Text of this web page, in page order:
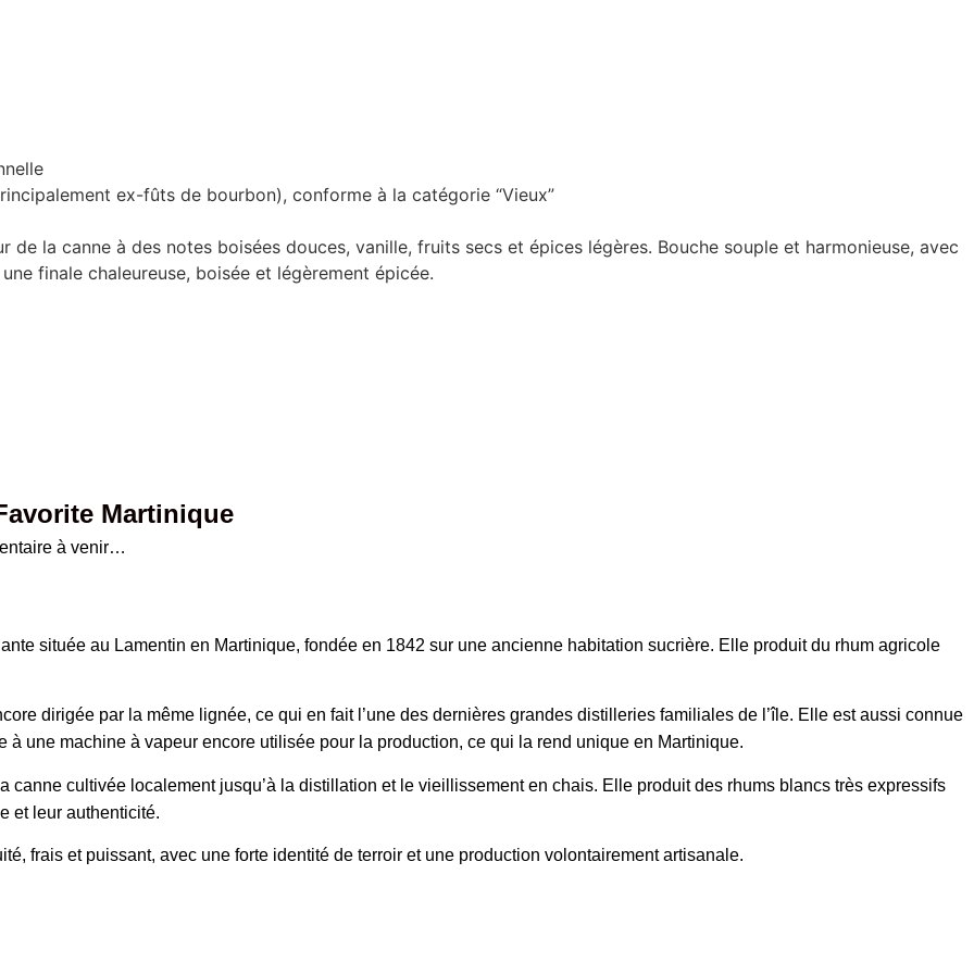
ex-fûts de bourbon), conforme à la catégorie “Vieux”
la canne à des notes boisées douces, vanille, fruits secs et épices légères. Bouche souple et harmonieuse, avec
finale chaleureuse, boisée et légèrement épicée.
Martinique
à venir…
située au Lamentin en Martinique, fondée en 1842 sur une ancienne habitation sucrière. Elle produit du rhum agricole
dirigée par la même lignée, ce qui en fait l’une des dernières grandes distilleries familiales de l’île. Elle est aussi connue
une machine à vapeur encore utilisée pour la production, ce qui la rend unique en Martinique.
canne cultivée localement jusqu’à la distillation et le vieillissement en chais. Elle produit des rhums blancs très expressifs
et leur authenticité.
frais et puissant, avec une forte identité de terroir et une production volontairement artisanale.